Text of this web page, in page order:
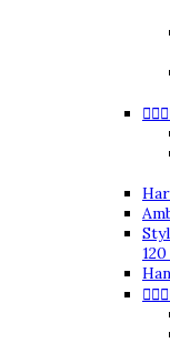

